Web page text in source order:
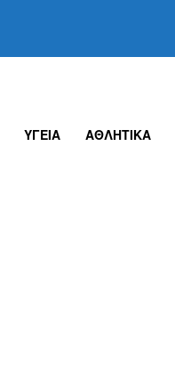
ΥΓΕΙΑ ΑΘΛΗΤΙΚΑ